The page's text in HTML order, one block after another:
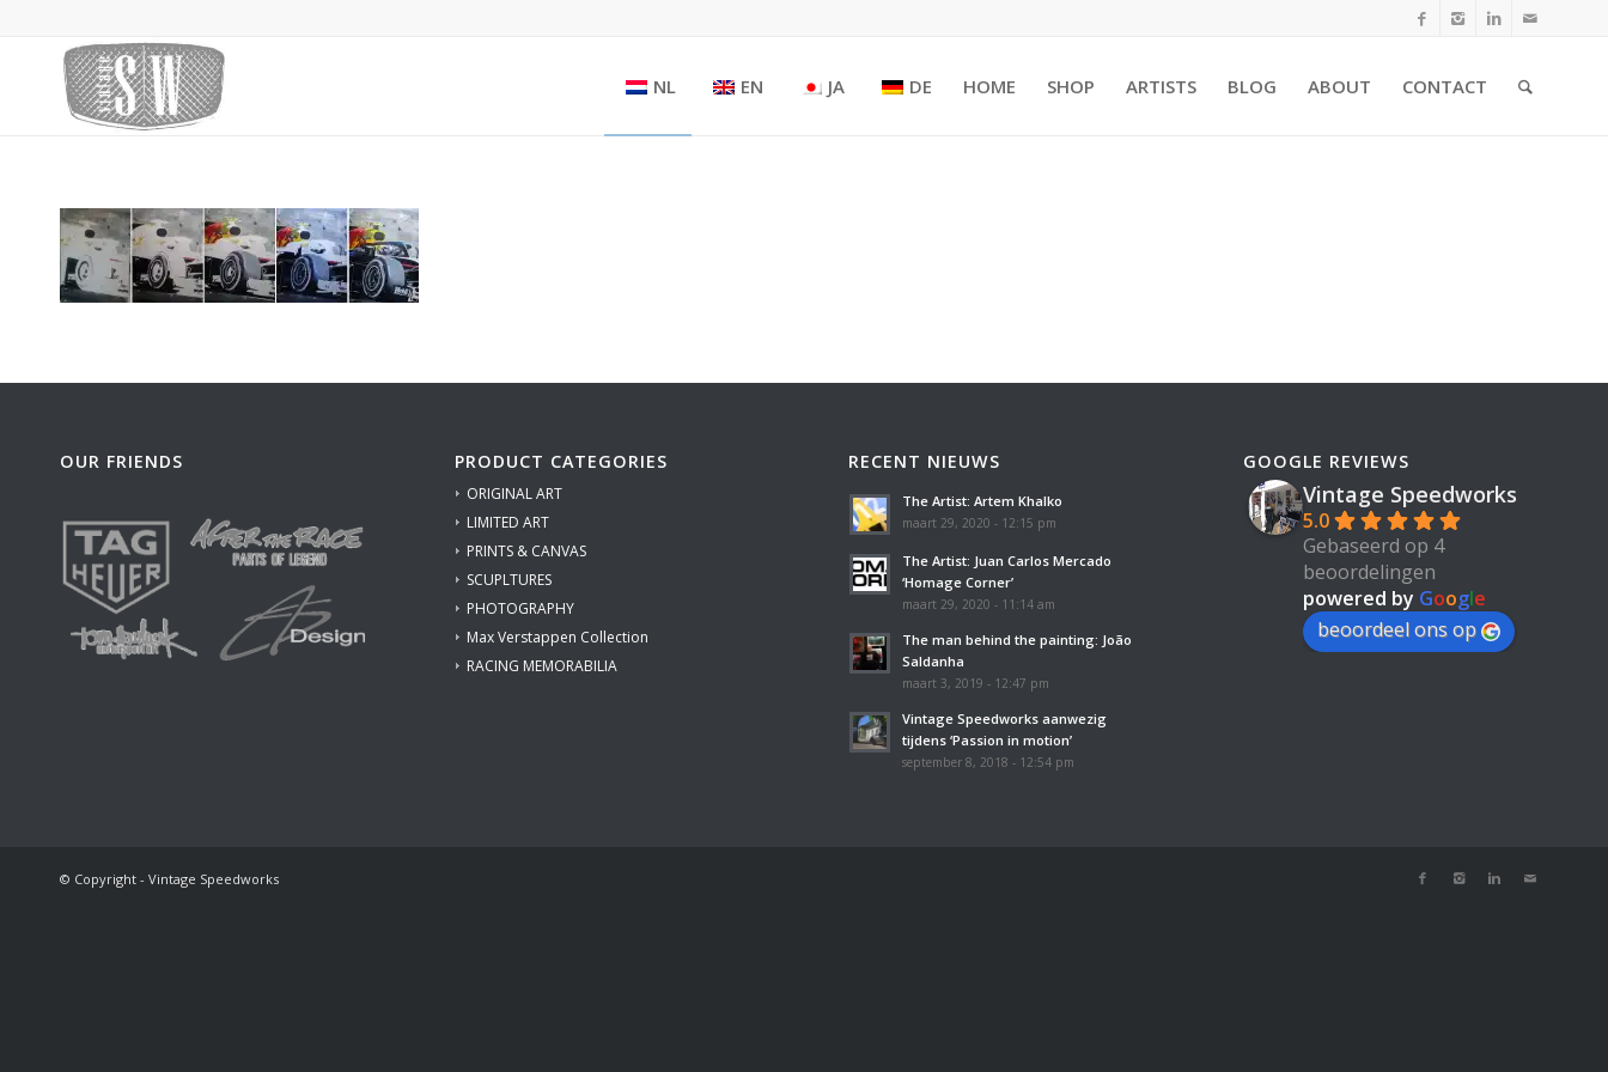
NL EN JA DE HOME SHOP ARTISTS BLOG ABOUT CONTACT
OUR FRIENDS PRODUCT CATEGORIES
ORIGINAL ART
LIMITED ART
PRINTS & CANVAS
SCUPLTURES
PHOTOGRAPHY
Max Verstappen Collection
RACING MEMORABILIA
RECENT NIEUWS
The Artist: Artem Khalko
maart 29, 2020 - 12:15 pm
The Artist: Juan Carlos Mercado
‘Homage Corner’
maart 29, 2020 - 11:14 am
The man behind the painting: João
Saldanha
maart 3, 2019 - 12:47 pm
Vintage Speedworks aanwezig
tijdens ‘Passion in motion’
september 8, 2018 - 12:54 pm
GOOGLE REVIEWS
Vintage Speedworks
5.0
Gebaseerd op 4
beoordelingen
powered by Google
beoordeel ons op
© Copyright - Vintage Speedworks